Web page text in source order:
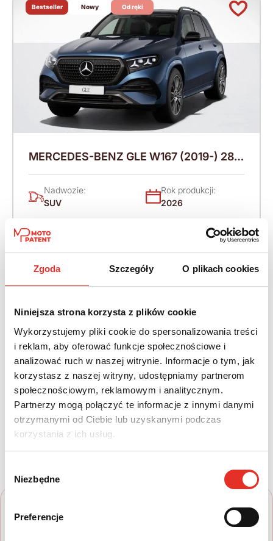
Zgoda Szczegóły O plikach cookies
Niniejsza strona korzysta z plików cookie
Wykorzystujemy pliki cookie do spersonalizowania treści
i reklam, aby oferować funkcje społecznościowe i
analizować ruch w naszej witrynie. Informacje o tym, jak
korzystasz z naszej witryny, udostępniamy partnerom
społecznościowym, reklamowym i analitycznym.
Partnerzy mogą połączyć te informacje z innymi danymi
otrzymanymi od Ciebie lub uzyskanymi podczas
korzystania z ich usług.
zgody
Niezbędne
Preferencje
Bestseller Nowy Od ręki
MERCEDES-BENZ GLE W167 (2019-) 286
KM (2026)
Nadwozie:
SUV
Rok produkcji:
2026
Napęd:
Dwusprzęgłowa
Leasing netto od:
5 057 zł
6 220 zł brutto / msc.
Cena brutto:
398 275 zł
Twój nowy samochód w kilku